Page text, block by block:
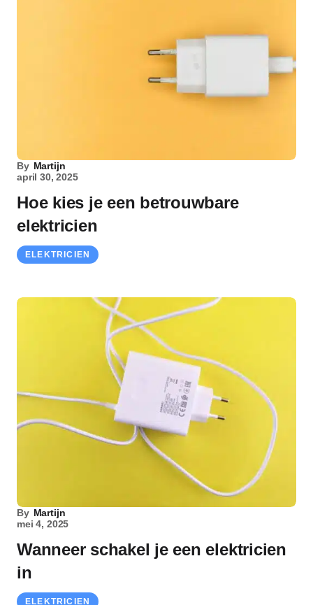
By Martijn
april 30, 2025
Hoe kies je een betrouwbare
elektricien
ELEKTRICIEN
By Martijn
mei 4, 2025
Wanneer schakel je een elektricien
in
ELEKTRICIEN